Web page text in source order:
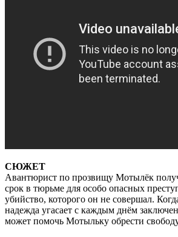
СЮЖЕТ
Авантюрист по прозвищу Мотылёк
срок в тюрьме для особо опасных
убийство, которого он не совершал.
надежда угасает с каждым днём
может помочь Мотыльку обрести